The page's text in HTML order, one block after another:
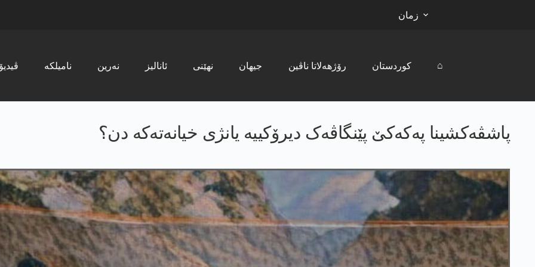
زمان
ڤیدیۆ نامیلکە نەرین ئانالیز نھێنی جیھان رۆژھەلاتا ناڤین کوردستان ⌂
پاشڤەکشینا پەکەکێ پێنگاڤەک دیرۆکییە یانژی خیانەتەکە دن؟